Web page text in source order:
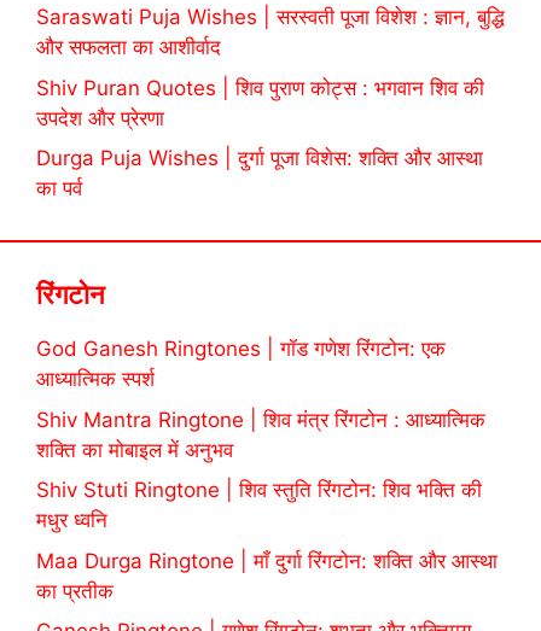
Saraswati Puja Wishes | सरस्वती पूजा विशेश : ज्ञान, बुद्धि
और सफलता का आशीर्वाद
Shiv Puran Quotes | शिव पुराण कोट्स : भगवान शिव की
उपदेश और प्रेरणा
Durga Puja Wishes | दुर्गा पूजा विशेस: शक्ति और आस्था
का पर्व
रिंगटोन
God Ganesh Ringtones | गॉड गणेश रिंगटोन: एक
आध्यात्मिक स्पर्श
Shiv Mantra Ringtone | शिव मंत्र रिंगटोन : आध्यात्मिक
शक्ति का मोबाइल में अनुभव
Shiv Stuti Ringtone | शिव स्तुति रिंगटोन: शिव भक्ति की
मधुर ध्वनि
Maa Durga Ringtone | माँ दुर्गा रिंगटोन: शक्ति और आस्था
का प्रतीक